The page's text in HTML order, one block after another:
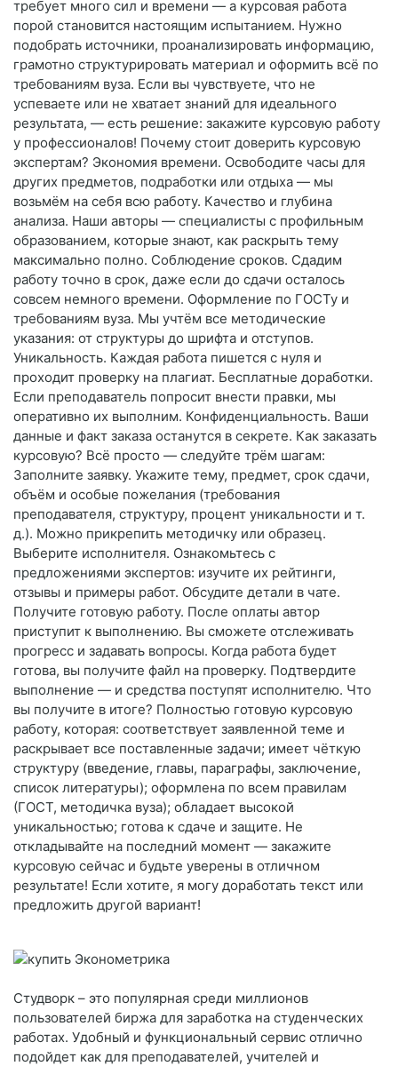
требует много сил и времени — а курсовая работа
порой становится настоящим испытанием. Нужно
подобрать источники, проанализировать информацию,
грамотно структурировать материал и оформить всё по
требованиям вуза. Если вы чувствуете, что не
успеваете или не хватает знаний для идеального
результата, — есть решение: закажите курсовую работу
у профессионалов! Почему стоит доверить курсовую
экспертам? Экономия времени. Освободите часы для
других предметов, подработки или отдыха — мы
возьмём на себя всю работу. Качество и глубина
анализа. Наши авторы — специалисты с профильным
образованием, которые знают, как раскрыть тему
максимально полно. Соблюдение сроков. Сдадим
работу точно в срок, даже если до сдачи осталось
совсем немного времени. Оформление по ГОСТу и
требованиям вуза. Мы учтём все методические
указания: от структуры до шрифта и отступов.
Уникальность. Каждая работа пишется с нуля и
проходит проверку на плагиат. Бесплатные доработки.
Если преподаватель попросит внести правки, мы
оперативно их выполним. Конфиденциальность. Ваши
данные и факт заказа останутся в секрете. Как заказать
курсовую? Всё просто — следуйте трём шагам:
Заполните заявку. Укажите тему, предмет, срок сдачи,
объём и особые пожелания (требования
преподавателя, структуру, процент уникальности и т.
д.). Можно прикрепить методичку или образец.
Выберите исполнителя. Ознакомьтесь с
предложениями экспертов: изучите их рейтинги,
отзывы и примеры работ. Обсудите детали в чате.
Получите готовую работу. После оплаты автор
приступит к выполнению. Вы сможете отслеживать
прогресс и задавать вопросы. Когда работа будет
готова, вы получите файл на проверку. Подтвердите
выполнение — и средства поступят исполнителю. Что
вы получите в итоге? Полностью готовую курсовую
работу, которая: соответствует заявленной теме и
раскрывает все поставленные задачи; имеет чёткую
структуру (введение, главы, параграфы, заключение,
список литературы); оформлена по всем правилам
(ГОСТ, методичка вуза); обладает высокой
уникальностью; готова к сдаче и защите. Не
откладывайте на последний момент — закажите
курсовую сейчас и будьте уверены в отличном
результате! Если хотите, я могу доработать текст или
предложить другой вариант!
Студворк – это популярная среди миллионов
пользователей биржа для заработка на студенческих
работах. Удобный и функциональный сервис отлично
подойдет как для преподавателей, учителей и